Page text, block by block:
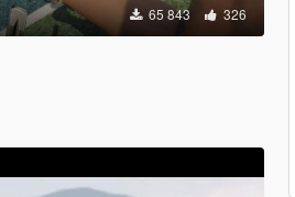
65 843 326